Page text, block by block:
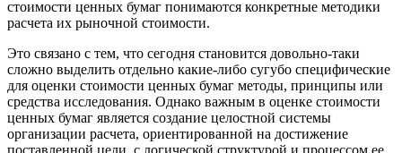
стоимости ценных бумаг понимаются конкретные методики
расчета их рыночной стоимости.
Это связано с тем, что сегодня становится довольно-таки
сложно выделить отдельно какие-либо сугубо специфические
для оценки стоимости ценных бумаг методы, принципы или
средства исследования. Однако важным в оценке стоимости
ценных бумаг является создание целостной системы
организации расчета, ориентированной на достижение